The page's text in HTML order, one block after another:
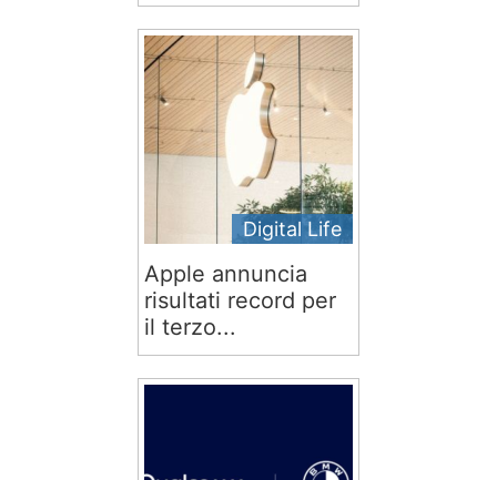
Digital Life
Apple annuncia
risultati record per
il terzo...